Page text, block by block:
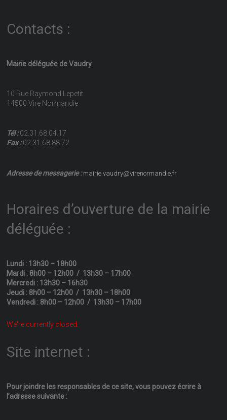
Contacts :
Mairie déléguée de Vaudry
10 Rue Raymond Lepetit
14500 Vire Normandie
Tél :02.31.68.04.17
Fax :02.31.68.88.72
Adresse de messagerie :mairie.vaudry@virenormandie.fr
Horaires d’ouverture de la mairie
déléguée :
Lundi : 13h30 – 18h00
Mardi : 8h00 – 12h00 / 13h30 – 17h00
Mercredi : 13h30 – 16h30
Jeudi : 8h00 – 12h00 / 13h30 – 18h00
Vendredi : 8h00 – 12h00 / 13h30 – 17h00
We're currently closed.
Site internet :
Pour joindre les responsables de ce site, vous pouvez écrire à
l’adresse suivante :